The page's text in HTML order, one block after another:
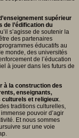
supérieur
de l’édification du
s’agisse de soutenir la
des partenaires
éducatifs au
monde, des universités
de l’éducation
à jouer dans les futurs de
à la construction des
enseignants,
et religieux.
traditions culturelles,
pouvoir d’agir
Et nous sommes
sur une voie